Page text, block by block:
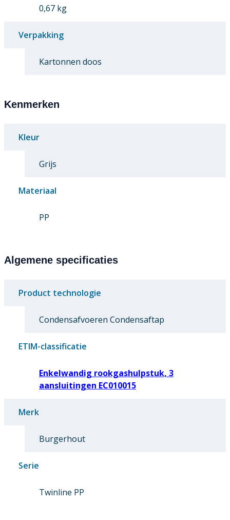
0,67 kg
Verpakking
Kartonnen doos
Kenmerken
Kleur
Grijs
Materiaal
PP
Algemene specificaties
Product technologie
Condensafvoeren Condensaftap
ETIM-classificatie
Enkelwandig rookgashulpstuk, 3
aansluitingen EC010015
Merk
Burgerhout
Serie
Twinline PP